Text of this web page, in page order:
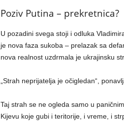
Poziv Putina – prekretnica?
U pozadini svega stoji i odluka
je nova faza sukoba – prelazak sa
nova realnost uzdrmala je ukrajinsku
„Strah neprijatelja je očigledan“,
Taj strah se ne ogleda samo u
Kijevu koje gubi i teritorije, i vreme, i